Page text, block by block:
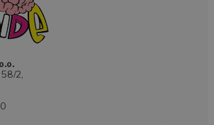
2,